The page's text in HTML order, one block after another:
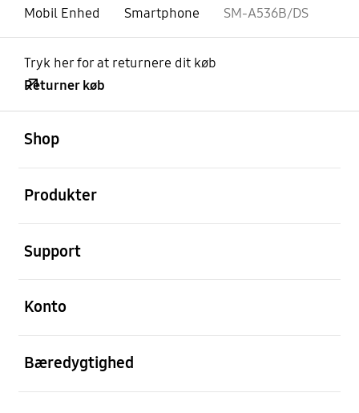
Mobil Enhed
Smartphone SM-A536B/DS
Tryk her for at returnere dit køb
Returner køb
Shop
Produkter
Support
Konto
Bæredygtighed